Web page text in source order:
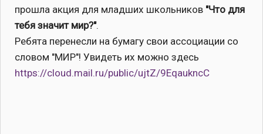
прошла акция для младших школьников "Что для
тебя значит мир?".
Ребята перенесли на бумагу свои ассоциации со
словом "МИР"! Увидеть их можно здесь
https://cloud.mail.ru/public/ujtZ/9EqaukncC